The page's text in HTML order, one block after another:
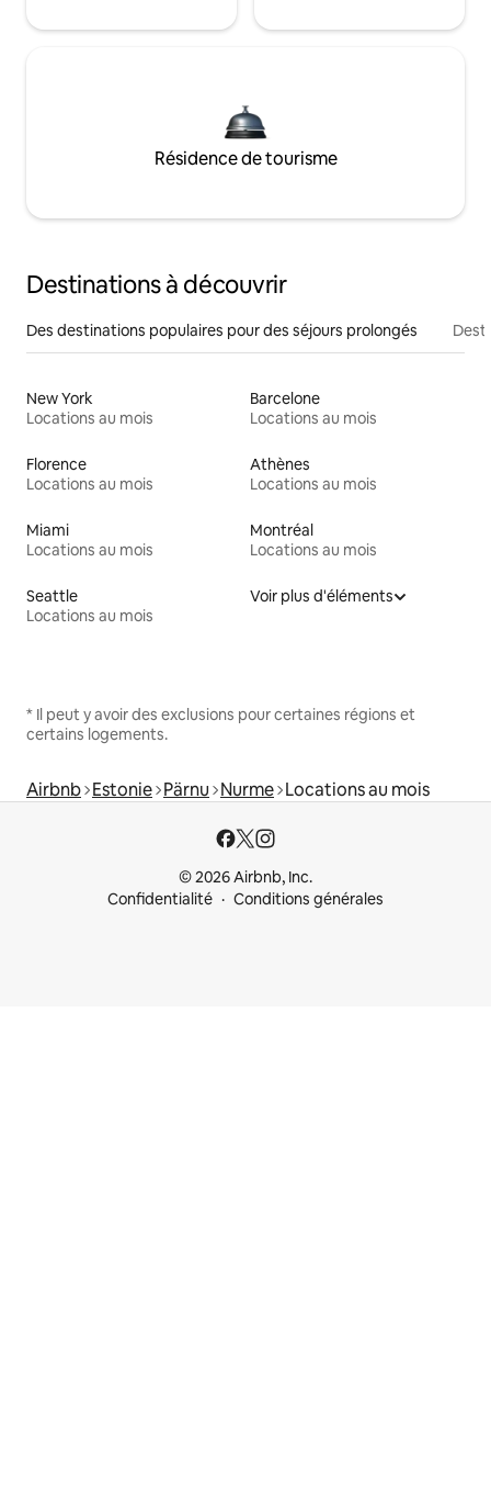
Résidence de tourisme
Destinations à découvrir
Des destinations populaires pour des séjours prolongés
New York
Locations au mois
Barcelone
Locations au mois
Florence
Locations au mois
Athènes
Locations au mois
Miami
Locations au mois
Montréal
Locations au mois
Seattle
Locations au mois
Voir plus d'éléments
* Il peut y avoir des exclusions pour certaines régions et
certains logements.
Airbnb Estonie Pärnu Nurme Locations au mois
© 2026 Airbnb, Inc.
Confidentialité
Conditions générales